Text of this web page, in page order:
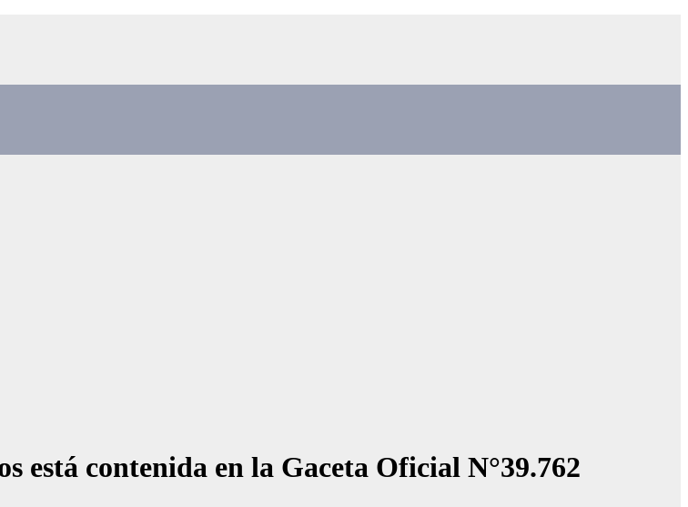
está contenida en la Gaceta Oficial N°39.762